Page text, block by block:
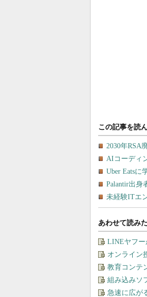
あわせて読み
LINEヤフ
オンライン
教育コンテ
組み込みソ
急速に広が